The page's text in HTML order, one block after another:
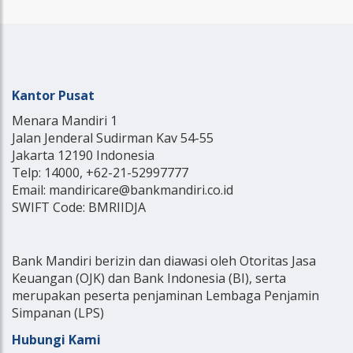
Kantor Pusat
Menara Mandiri 1
Jalan Jenderal Sudirman Kav 54-55
Jakarta 12190 Indonesia
Telp: 14000, +62-21-52997777
Email: mandiricare@bankmandiri.co.id
SWIFT Code: BMRIIDJA
Bank Mandiri berizin dan diawasi oleh Otoritas Jasa
Keuangan (OJK) dan Bank Indonesia (BI), serta
merupakan peserta penjaminan Lembaga Penjamin
Simpanan (LPS)
Hubungi Kami